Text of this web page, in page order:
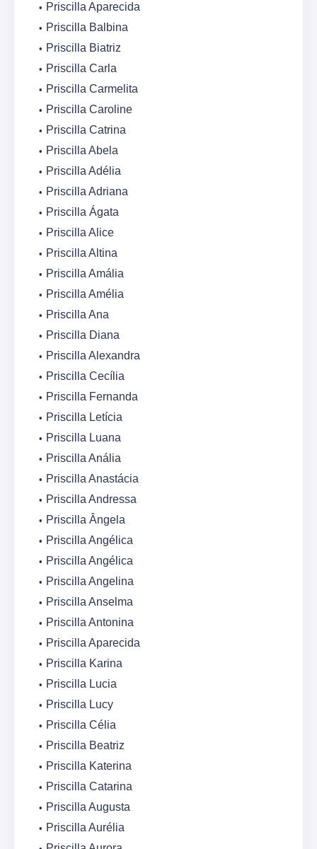
Priscilla Aparecida
Priscilla Balbina
Priscilla Biatriz
Priscilla Carla
Priscilla Carmelita
Priscilla Caroline
Priscilla Catrina
Priscilla Abela
Priscilla Adélia
Priscilla Adriana
Priscilla Ágata
Priscilla Alice
Priscilla Altina
Priscilla Amália
Priscilla Amélia
Priscilla Ana
Priscilla Diana
Priscilla Alexandra
Priscilla Cecília
Priscilla Fernanda
Priscilla Letícia
Priscilla Luana
Priscilla Anália
Priscilla Anastácia
Priscilla Andressa
Priscilla Ângela
Priscilla Angélica
Priscilla Angélica
Priscilla Angelina
Priscilla Anselma
Priscilla Antonina
Priscilla Aparecida
Priscilla Karina
Priscilla Lucia
Priscilla Lucy
Priscilla Célia
Priscilla Beatriz
Priscilla Katerina
Priscilla Catarina
Priscilla Augusta
Priscilla Aurélia